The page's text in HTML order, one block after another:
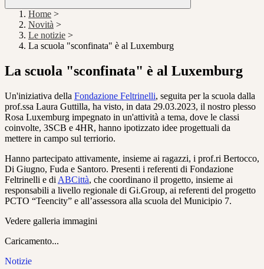
Home >
Novità >
Le notizie >
La scuola "sconfinata" è al Luxemburg
La scuola "sconfinata" è al Luxemburg
Un'iniziativa della Fondazione Feltrinelli, seguita per la scuola dalla
prof.ssa Laura Guttilla, ha visto, in data 29.03.2023, il nostro plesso
Rosa Luxemburg impegnato in un'attività a tema, dove le classi
coinvolte, 3SCB e 4HR, hanno ipotizzato idee progettuali da
mettere in campo sul terriorio.
Hanno partecipato attivamente, insieme ai ragazzi, i prof.ri Bertocco,
Di Giugno, Fuda e Santoro. Presenti i referenti di Fondazione
Feltrinelli e di ABCittà, che coordinano il progetto, insieme ai
responsabili a livello regionale di Gi.Group, ai referenti del progetto
PCTO “Teencity” e all’assessora alla scuola del Municipio 7.
Vedere galleria immagini
Caricamento...
Notizie